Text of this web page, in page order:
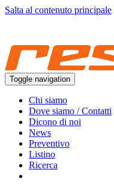
Salta al contenuto principale
Toggle navigation
Chi siamo
Dove siamo / Contatti
Dicono di noi
News
Preventivo
Listino
Ricerca